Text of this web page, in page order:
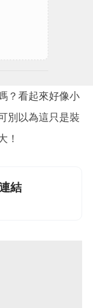
？看起來好像小
別以為這只是裝
！
結